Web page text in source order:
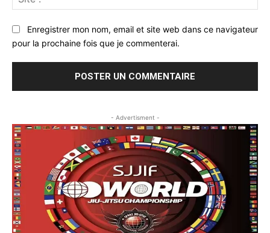
:
Enregistrer mon nom, email et site web dans ce navigateur
pour la prochaine fois que je commenterai.
- Advertisment -